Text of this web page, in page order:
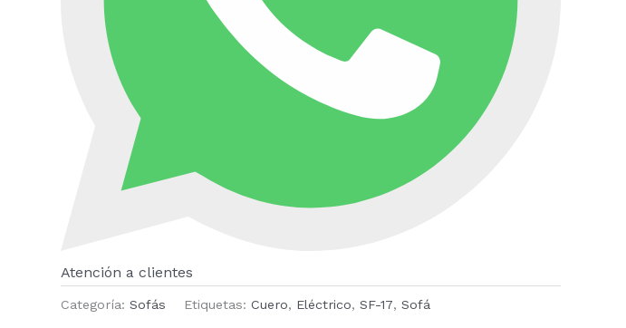
Atención a clientes
Categoría: Sofás Etiquetas: Cuero, Eléctrico, SF-17, Sofá